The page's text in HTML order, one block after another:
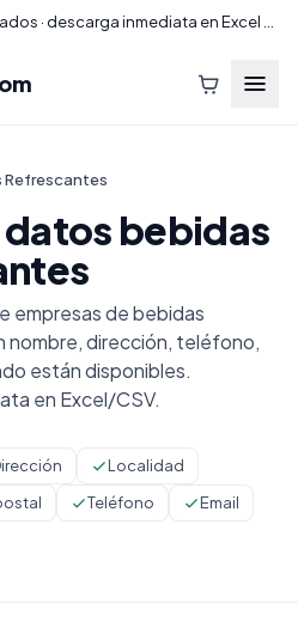
Refrescantes
datos bebidas
empresas de bebidas
nombre, dirección, teléfono,
están disponibles.
en Excel/CSV.
Localidad
Teléfono
Email